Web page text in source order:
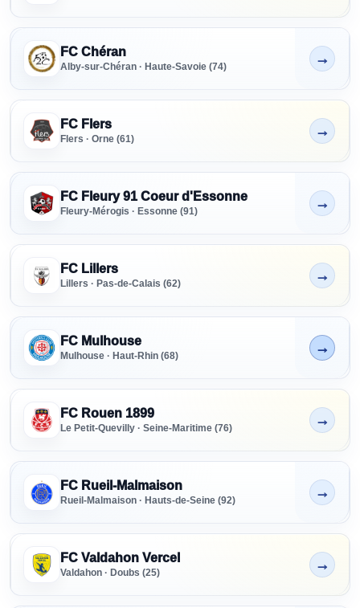
FC Chéran
Alby-sur-Chéran · Haute-Savoie (74)
Non indiqué
→
FC Flers
Flers · Orne (61)
Non indiqué
→
FC Fleury 91 Coeur d'Essonne
Fleury-Mérogis · Essonne (91)
Non indiqué
→
FC Lillers
Lillers · Pas-de-Calais (62)
Non indiqué
→
FC Mulhouse
Mulhouse · Haut-Rhin (68)
En cours
→
FC Rouen 1899
Le Petit-Quevilly · Seine-Maritime (76)
Non indiqué
→
FC Rueil-Malmaison
Rueil-Malmaison · Hauts-de-Seine (92)
Non indiqué
→
FC Valdahon Vercel
Valdahon · Doubs (25)
Non indiqué
→